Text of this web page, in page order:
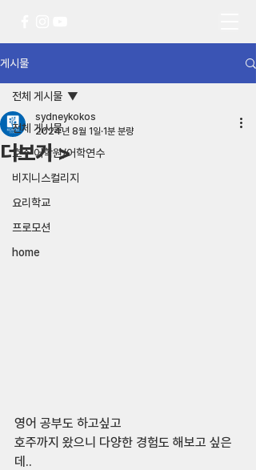
게시물
전체 게시물
호주 어학원/어학연수
비지니스컬리지
요리학교
프로모션
home
전체 게시물
더보기 >
sydneykokos
2024년 8월 1일 1분 분량
영어 공부도 하고싶고
호주까지 왔으니 다양한 경험도 해보고 싶은
데..